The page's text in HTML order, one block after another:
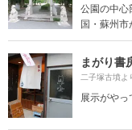
公園の中心
国・蘇州市
まがり書
二子塚古墳よ
展示がや